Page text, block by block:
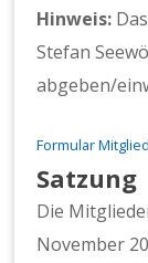
Hinweis:
Stefan
abgeben/
Formular
Satzung
Die
November